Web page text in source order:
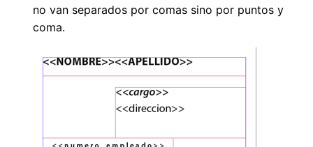
no van separados por comas sino por puntos y
coma.